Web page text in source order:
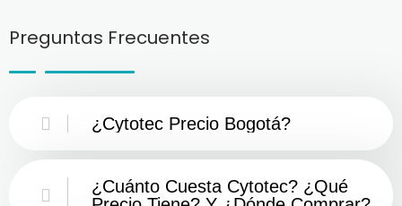
Preguntas Frecuentes
¿Cytotec Precio Bogotá?
¿Cuánto Cuesta Cytotec? ¿Qué